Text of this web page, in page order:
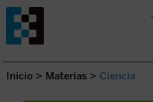
Saltar al contenido.
Inicio > Materias > Ciencia